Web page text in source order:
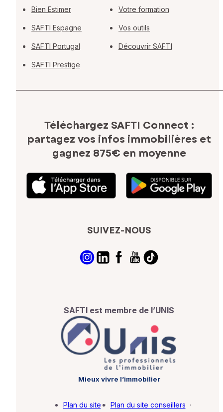
Bien Estimer
SAFTI Espagne
SAFTI Portugal
SAFTI Prestige
Votre formation
Vos outils
Découvrir SAFTI
Téléchargez SAFTI Connect :
partagez vos infos immobilières et
gagnez 875€ en moyenne
SUIVEZ-NOUS
SAFTI est membre de l’UNIS
Mieux vivre l’immobilier
Plan du site · Plan du site conseillers ·